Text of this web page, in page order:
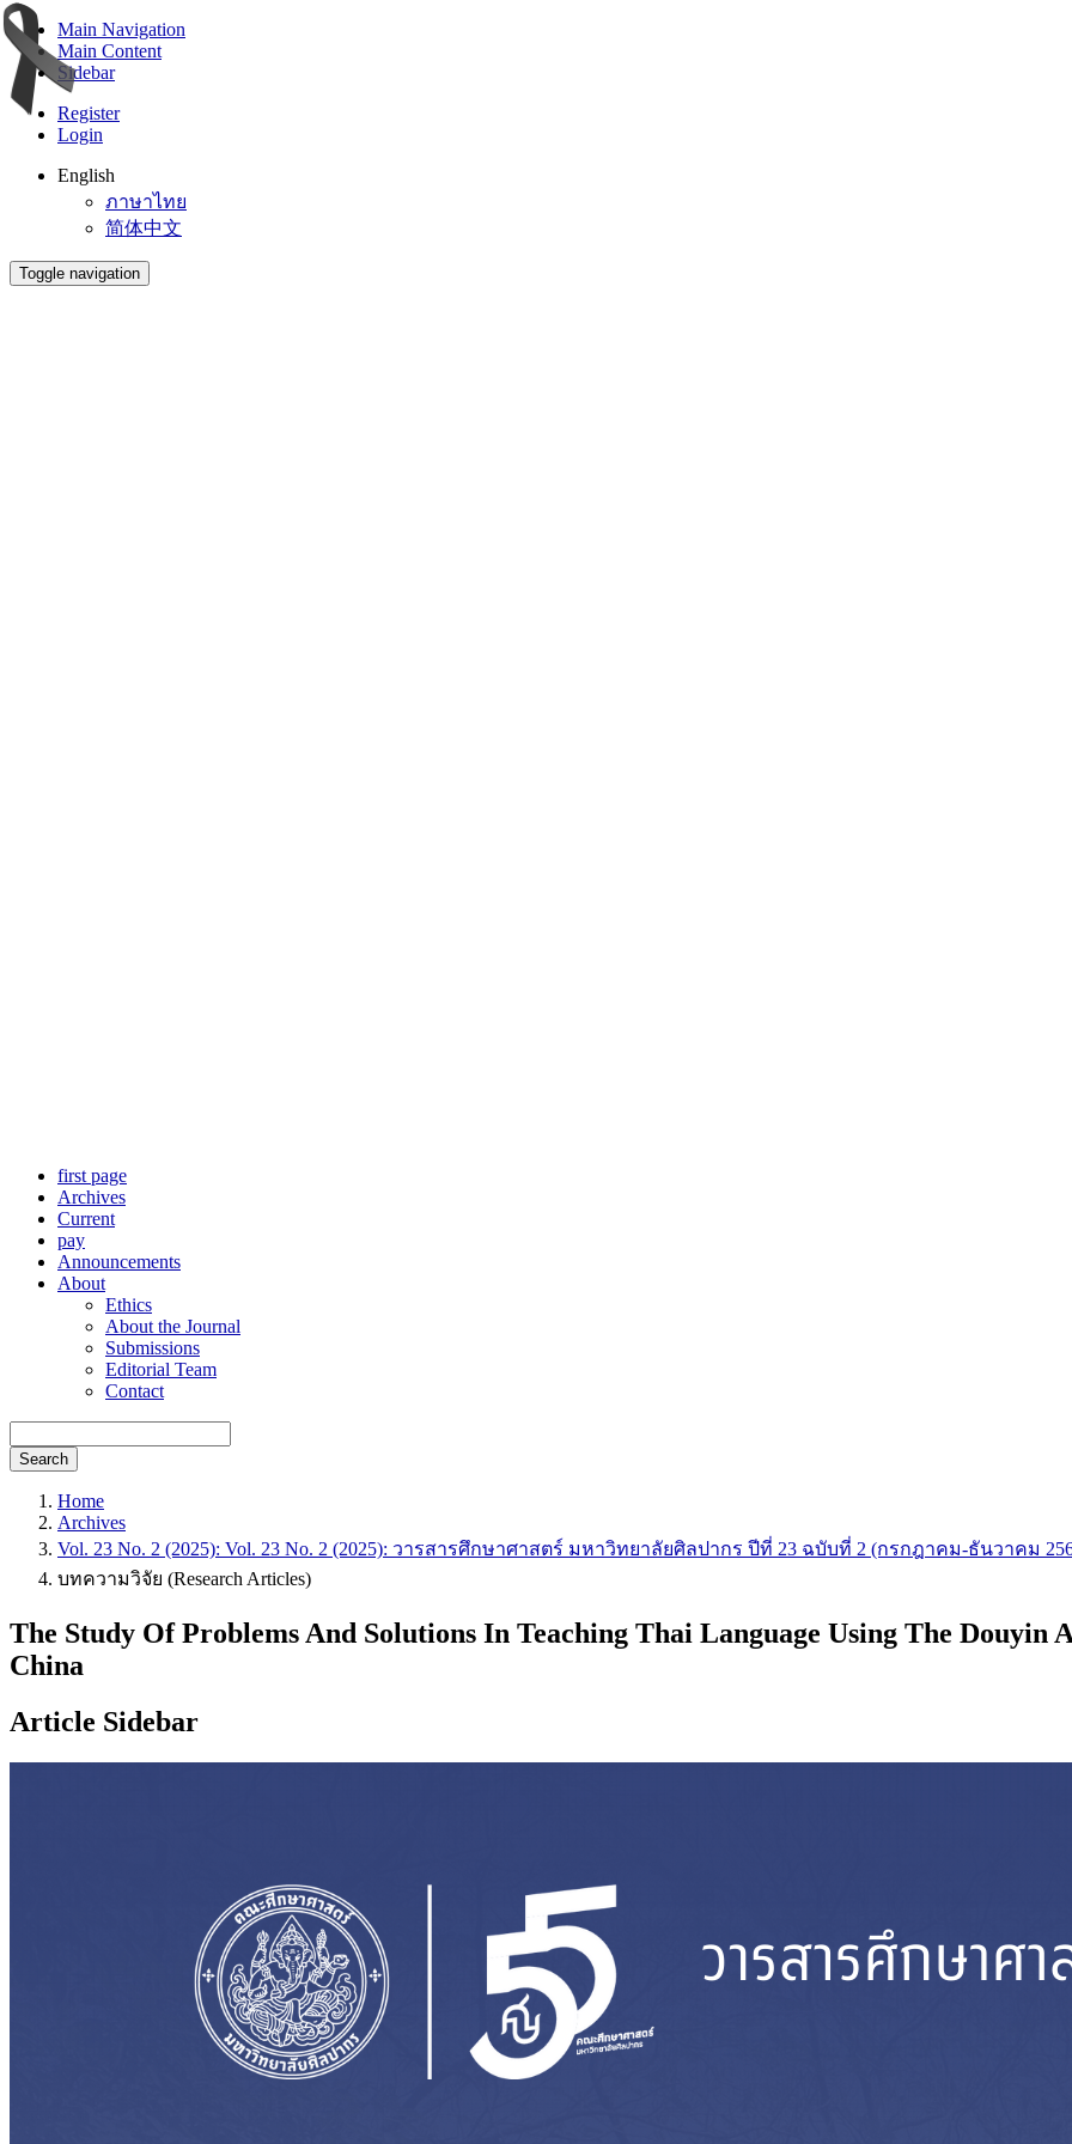
Main Navigation
Main Content
Sidebar
Register
Login
English
ภาษาไทย
简体中文
Toggle navigation
first page
Archives
Current
pay
Announcements
About
Ethics
About the Journal
Submissions
Editorial Team
Contact
Search
Home
Archives
Vol. 23 No. 2 (2025): Vol. 23 No. 2 (2025): วารสารศึกษาศาสตร์ มหาวิทยาลัยศิลปากร ปีที่ 23 ฉบับที่ 2 (กรกฎาคม-ธันวาคม
บทความวิจัย (Research Articles)
The Study Of Problems And Solutions In Teaching Thai Language Using The Douyin
China
Article Sidebar